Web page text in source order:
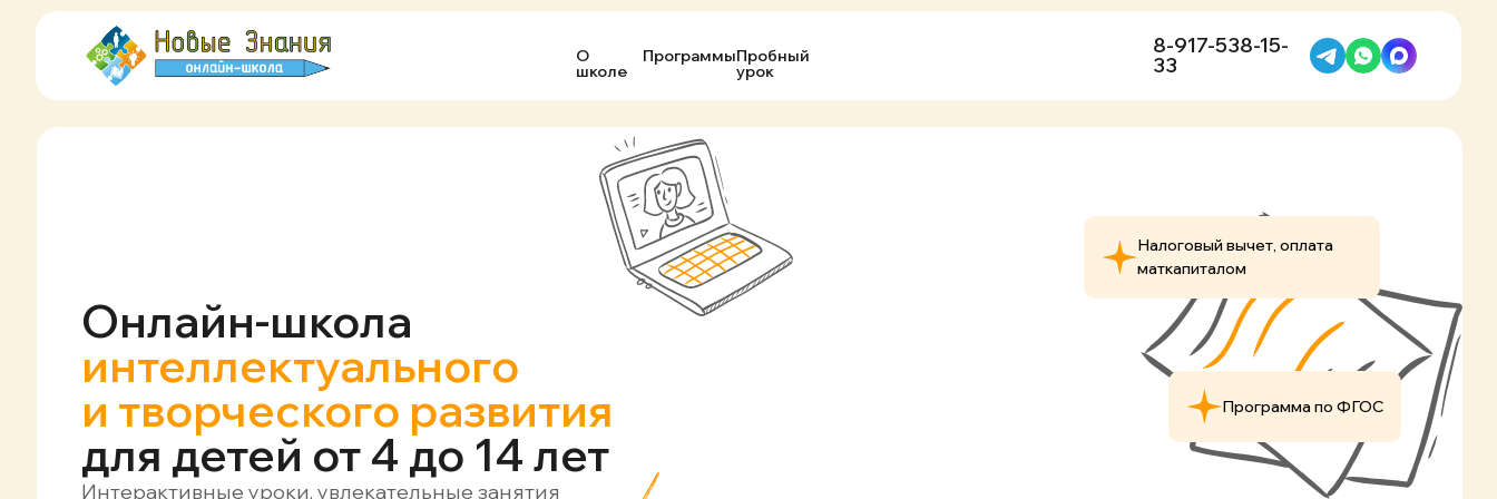
О
школе
ПрограммыПробный
урок
8-917-538-15-
33
Онлайн-школа
интеллектуального
и творческого развития
для детей от 4 до 14 лет
Интерактивные уроки, увлекательные занятия
Налоговый вычет, оплата
маткапиталом
Программа по ФГОС